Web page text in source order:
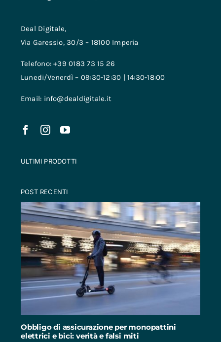
Deal Digitale,
Via Garessio, 30/3 – 18100 Imperia
Telefono: +39 0183 73 15 26
Lunedi/Venerdì – 09:30-12:30 | 14:30-18:00
Email: info@dealdigitale.it
ULTIMI PRODOTTI
POST RECENTI
Obbligo di assicurazione per monopattini
elettrici e bici: verità e falsi miti